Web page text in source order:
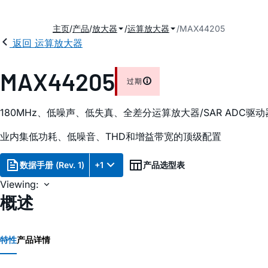
主页 产品 放大器 运算放大器 MAX44205
返回 运算放大器
MAX44205 过期
180MHz、低噪声、低失真、全差分运算放大器/SAR ADC驱动
业内集低功耗、低噪音、THD和增益带宽的顶级配置
数据手册 (Rev. 1) +1 产品选型表
Viewing:
概述
特性产品详情